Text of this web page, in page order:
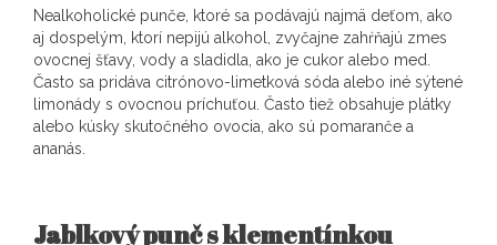
Nealkoholické punče, ktoré sa podávajú najmä deťom, ako
aj dospelým, ktorí nepijú alkohol, zvyčajne zahŕňajú zmes
ovocnej šťavy, vody a sladidla, ako je cukor alebo med.
Často sa pridáva citrónovo-limetková sóda alebo iné sýtené
limonády s ovocnou príchuťou. Často tiež obsahuje plátky
alebo kúsky skutočného ovocia, ako sú pomaranče a
ananás.
Jablkový punč s klementínkou